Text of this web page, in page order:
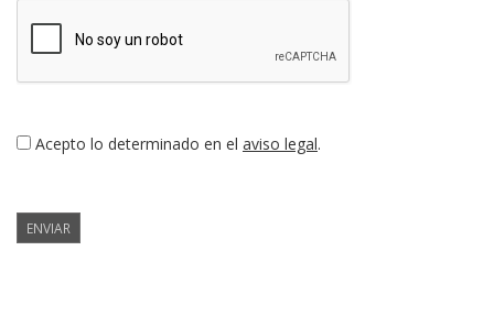
Acepto lo determinado en el aviso legal.
ENVIAR